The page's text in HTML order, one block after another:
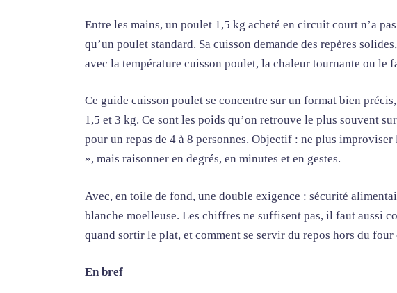
Entre les mains, un poulet 1,5 kg acheté en circuit court n’a
qu’un poulet standard. Sa cuisson demande des repères
avec la température cuisson poulet, la chaleur tournante ou le
Ce guide cuisson poulet se concentre sur un format bien
1,5 et 3 kg. Ce sont les poids qu’on retrouve le plus souvent
pour un repas de 4 à 8 personnes. Objectif : ne plus
», mais raisonner en degrés, en minutes et en gestes.
Avec, en toile de fond, une double exigence : sécurité
blanche moelleuse. Les chiffres ne suffisent pas, il faut aussi
quand sortir le plat, et comment se servir du repos hors du four
En bref